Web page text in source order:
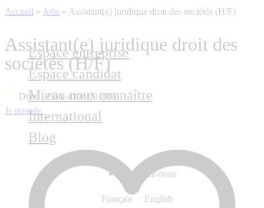
Espace entreprise
Espace candidat
Mieux nous connaître
International
Blog
Contactez-nous
Français English
Accueil » Jobs » Assistant(e) juridique droit des sociétés (H/F)
Assistant(e) juridique droit des
sociétés (H/F)
Dijon , Côte-d'Or (21000)
Je postule